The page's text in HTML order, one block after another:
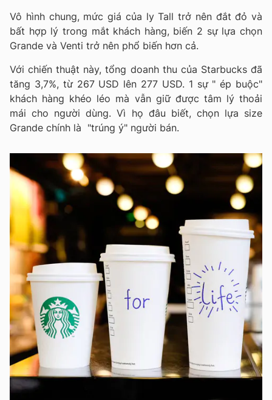
Vô hình chung, mức giá của ly Tall trở nên đắt đỏ và
bất hợp lý trong mắt khách hàng, biến 2 sự lựa chọn
Grande và Venti trở nên phổ biến hơn cả.
Với chiến thuật này, tổng doanh thu của Starbucks đã
tăng 3,7%, từ 267 USD lên 277 USD. 1 sự " ép buộc"
khách hàng khéo léo mà vẫn giữ được tâm lý thoải
mái cho người dùng. Vì họ đâu biết, chọn lựa size
Grande chính là "trúng ý" người bán.